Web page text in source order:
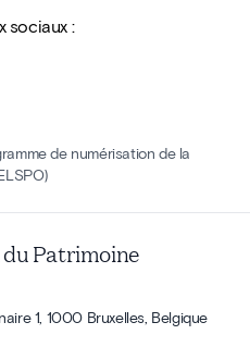
sociaux :
de numérisation de la
Patrimoine
1, 1000 Bruxelles, Belgique